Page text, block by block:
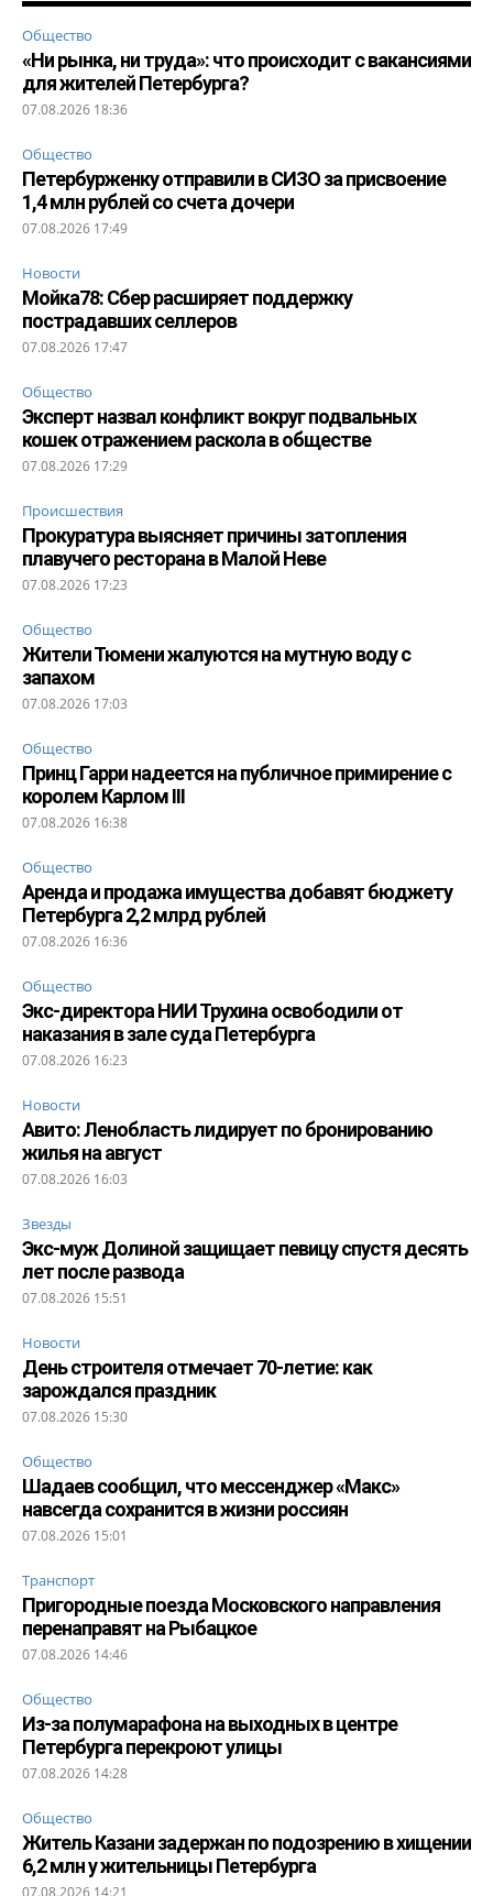
Общество
«Ни рынка, ни труда»: что происходит с вакансиями
для жителей Петербурга?
07.08.2026 18:36
Общество
Петербурженку отправили в СИЗО за присвоение
1,4 млн рублей со счета дочери
07.08.2026 17:49
Новости
Мойка78: Сбер расширяет поддержку
пострадавших селлеров
07.08.2026 17:47
Общество
Эксперт назвал конфликт вокруг подвальных
кошек отражением раскола в обществе
07.08.2026 17:29
Происшествия
Прокуратура выясняет причины затопления
плавучего ресторана в Малой Неве
07.08.2026 17:23
Общество
Жители Тюмени жалуются на мутную воду с
запахом
07.08.2026 17:03
Общество
Принц Гарри надеется на публичное примирение с
королем Карлом III
07.08.2026 16:38
Общество
Аренда и продажа имущества добавят бюджету
Петербурга 2,2 млрд рублей
07.08.2026 16:36
Общество
Экс-директора НИИ Трухина освободили от
наказания в зале суда Петербурга
07.08.2026 16:23
Новости
Авито: Ленобласть лидирует по бронированию
жилья на август
07.08.2026 16:03
Звезды
Экс-муж Долиной защищает певицу спустя десять
лет после развода
07.08.2026 15:51
Новости
День строителя отмечает 70-летие: как
зарождался праздник
07.08.2026 15:30
Общество
Шадаев сообщил, что мессенджер «Макс»
навсегда сохранится в жизни россиян
07.08.2026 15:01
Транспорт
Пригородные поезда Московского направления
перенаправят на Рыбацкое
07.08.2026 14:46
Общество
Из-за полумарафона на выходных в центре
Петербурга перекроют улицы
07.08.2026 14:28
Общество
Житель Казани задержан по подозрению в хищении
6,2 млн у жительницы Петербурга
07.08.2026 14:21